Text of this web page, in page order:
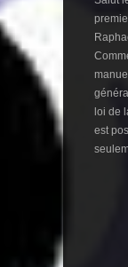
loi de
est